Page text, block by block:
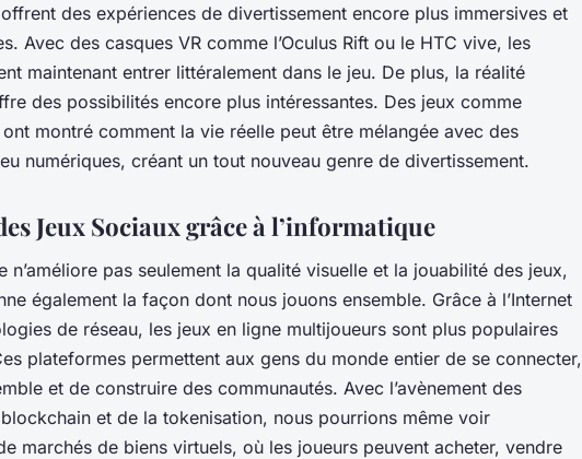
des expériences de divertissement encore plus immersives et
Avec des casques VR comme l’Oculus Rift ou le HTC vive, les
maintenant entrer littéralement dans le jeu. De plus, la réalité
des possibilités encore plus intéressantes. Des jeux comme
montré comment la vie réelle peut être mélangée avec des
numériques, créant un tout nouveau genre de divertissement.
Jeux Sociaux grâce à l’informatique
n’améliore pas seulement la qualité visuelle et la jouabilité des jeux,
également la façon dont nous jouons ensemble. Grâce à l’Internet
de réseau, les jeux en ligne multijoueurs sont plus populaires
plateformes permettent aux gens du monde entier de se connecter,
et de construire des communautés. Avec l’avènement des
et de la tokenisation, nous pourrions même voir
marchés de biens virtuels, où les joueurs peuvent acheter, vendre